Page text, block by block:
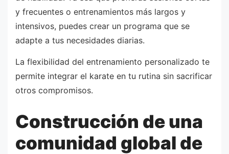
y frecuentes o entrenamientos más largos y
intensivos, puedes crear un programa que se
adapte a tus necesidades diarias.
La flexibilidad del entrenamiento personalizado te
permite integrar el karate en tu rutina sin sacrificar
otros compromisos.
Construcción de una
comunidad global de